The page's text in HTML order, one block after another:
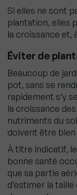
Si elles ne sont
plantation, elles
la croissance et,
Éviter de
Beaucoup de
pot, sans se
rapidement s’y
la croissance
nutriments du
doivent être
À titre indicatif,
bonne santé
que sa partie
d’estimer la